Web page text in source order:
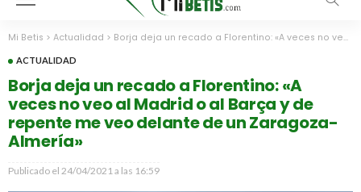
Mi Betis > Actualidad > Borja deja un recado a Florentino: «A veces no veo al Madrid o al Barça y de repente me veo delante de un Zaragoza-Almería»
ACTUALIDAD
Borja deja un recado a Florentino: «A
veces no veo al Madrid o al Barça y de
repente me veo delante de un Zaragoza-
Almería»
Publicado el 24/04/2021 a las 16:59